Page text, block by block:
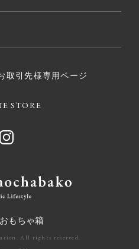
取引先様専用ページ
STORE
もちゃ箱
All rights reserved.